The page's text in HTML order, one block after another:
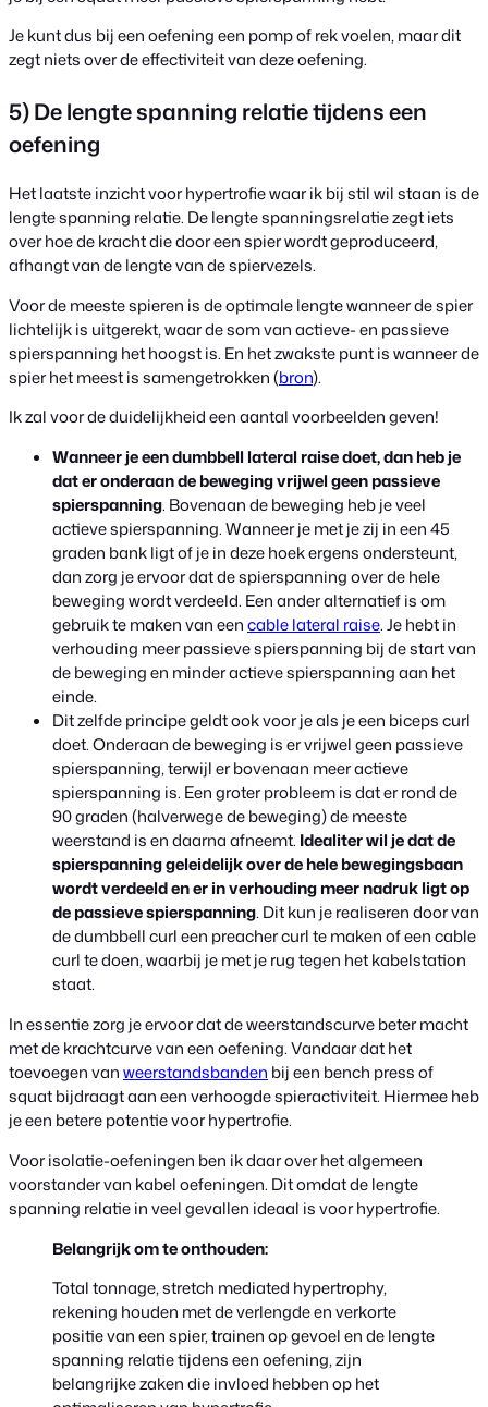
Je kunt dus bij een oefening een pomp of rek voelen, maar dit
zegt niets over de effectiviteit van deze oefening.
5) De lengte spanning relatie tijdens een
oefening
Het laatste inzicht voor hypertrofie waar ik bij stil wil staan is de
lengte spanning relatie. De lengte spanningsrelatie zegt iets
over hoe de kracht die door een spier wordt geproduceerd,
afhangt van de lengte van de spiervezels.
Voor de meeste spieren is de optimale lengte wanneer de spier
lichtelijk is uitgerekt, waar de som van actieve- en passieve
spierspanning het hoogst is. En het zwakste punt is wanneer de
spier het meest is samengetrokken (bron).
Ik zal voor de duidelijkheid een aantal voorbeelden geven!
Wanneer je een dumbbell lateral raise doet, dan heb je
dat er onderaan de beweging vrijwel geen passieve
spierspanning. Bovenaan de beweging heb je veel
actieve spierspanning. Wanneer je met je zij in een 45
graden bank ligt of je in deze hoek ergens ondersteunt,
dan zorg je ervoor dat de spierspanning over de hele
beweging wordt verdeeld. Een ander alternatief is om
gebruik te maken van eencable lateral raise. Je hebt in
verhouding meer passieve spierspanning bij de start van
de beweging en minder actieve spierspanning aan het
einde.
Dit zelfde principe geldt ook voor je als je een biceps curl
doet. Onderaan de beweging is er vrijwel geen passieve
spierspanning, terwijl er bovenaan meer actieve
spierspanning is. Een groter probleem is dat er rond de
90 graden (halverwege de beweging) de meeste
weerstand is en daarna afneemt. Idealiter wil je dat de
spierspanning geleidelijk over de hele bewegingsbaan
wordt verdeeld en er in verhouding meer nadruk ligt op
de passieve spierspanning. Dit kun je realiseren door van
de dumbbell curl een preacher curl te maken of een cable
curl te doen, waarbij je met je rug tegen het kabelstation
staat.
In essentie zorg je ervoor dat de weerstandscurve beter macht
met de krachtcurve van een oefening. Vandaar dat het
toevoegen vanweerstandsbanden bij een bench press of
squat bijdraagt aan een verhoogde spieractiviteit. Hiermee heb
je een betere potentie voor hypertrofie.
Voor isolatie-oefeningen ben ik daar over het algemeen
voorstander van kabel oefeningen. Dit omdat de lengte
spanning relatie in veel gevallen ideaal is voor hypertrofie.
Belangrijk om te onthouden:
Total tonnage, stretch mediated hypertrophy,
rekening houden met de verlengde en verkorte
positie van een spier, trainen op gevoel en de lengte
spanning relatie tijdens een oefening, zijn
belangrijke zaken die invloed hebben op het